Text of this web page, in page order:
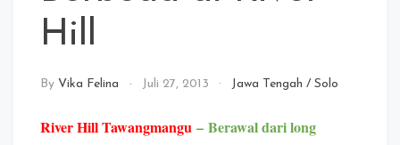
Hill
By Vika Felina Juli 27, 2013 Jawa Tengah /Solo
River Hill Tawangmangu – Berawal dari long